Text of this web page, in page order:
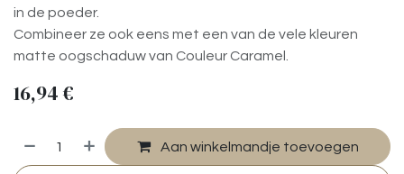
in de poeder.
Combineer ze ook eens met een van de vele kleuren
matte oogschaduw van Couleur Caramel.
16,94 €
Aan winkelmandje toevoegen